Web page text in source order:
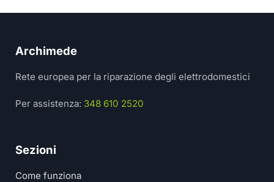
Archimede
Rete europea per la riparazione degli elettrodomestici
Per assistenza: 348 610 2520
Sezioni
Come funziona